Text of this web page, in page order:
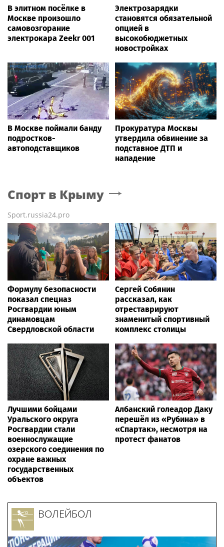
В элитном посёлке в
Москве произошло
самовозгорание
электрокара Zeekr 001
Электрозарядки
становятся обязательной
опцией в
высокобюджетных
новостройках
В Москве поймали банду
подростков-
автоподставщиков
Прокуратура Москвы
утвердила обвинение за
подставное ДТП и
нападение
Спорт в Крыму
Sport.russia24.pro
Формулу безопасности
показал спецназ
Росгвардии юным
динамовцам
Свердловской области
Сергей Собянин
рассказал, как
отреставрируют
знаменитый спортивный
комплекс столицы
Лучшими бойцами
Уральского округа
Росгвардии стали
военнослужащие
озерского соединения по
охране важных
государственных
объектов
Албанский голеадор Даку
перешёл из «Рубина» в
«Спартак», несмотря на
протест фанатов
ВОЛЕЙБОЛ